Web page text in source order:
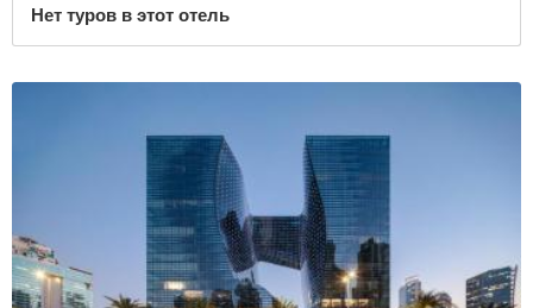
Нет туров в этот отель